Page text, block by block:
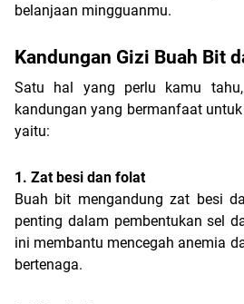
belanjaan mingguanmu.
Kandungan Gizi Buah Bit
Satu hal yang perlu kamu
kandungan yang bermanfaat
yaitu:
1. Zat besi dan folat
Buah bit mengandung zat besi
penting dalam pembentukan sel
ini membantu mencegah anemia
bertenaga.